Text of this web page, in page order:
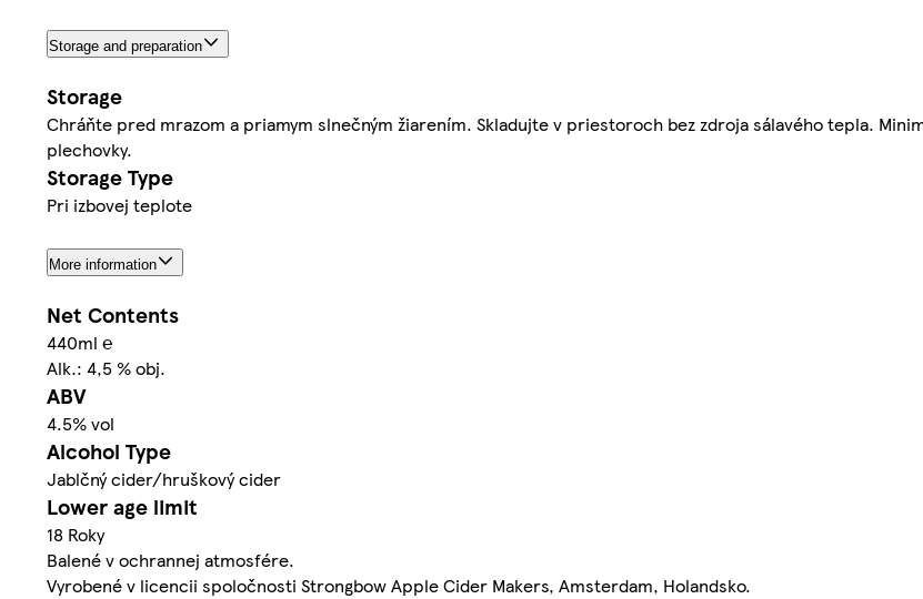
Storage and preparation
Storage
Chráňte pred mrazom a priamym slnečným žiarením. Skladujte v priestoroch bez zdroja sálavého tepla.
plechovky.
Storage Type
Pri izbovej teplote
More information
Net Contents
440ml ℮
Alk.: 4,5 % obj.
ABV
4.5% vol
Alcohol Type
Jablčný cider/hruškový cider
Lower age limit
18 Roky
Balené v ochrannej atmosfére.
Vyrobené v licencii spoločnosti Strongbow Apple Cider Makers, Amsterdam, Holandsko.